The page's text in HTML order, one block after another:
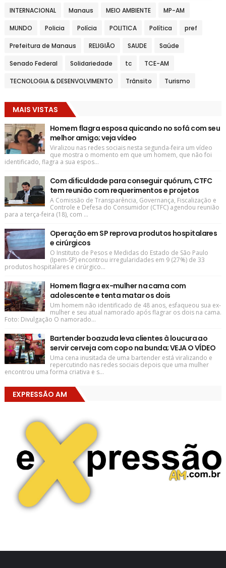
INTERNACIONAL Manaus MEIO AMBIENTE MP-AM
MUNDO Policia Polícia POLITICA Política pref
Prefeitura de Manaus RELIGIÃO SAUDE Saúde
Senado Federal Solidariedade tc TCE-AM
TECNOLOGIA & DESENVOLVIMENTO Trânsito Turismo
MAIS VISTAS
Homem flagra esposa quicando no sofá com seu
melhor amigo; veja vídeo
Viralizou nas redes sociais nesta segunda-feira um vídeo
que mostra o momento em que um homem, que não foi
identificado, flagra a sua espos...
Com dificuldade para conseguir quórum, CTFC
tem reunião com requerimentos e projetos
A Comissão de Transparência, Governança, Fiscalização e
Controle e Defesa do Consumidor (CTFC) agendou reunião
para a terça-feira (18), com ...
Operação em SP reprova produtos hospitalares
e cirúrgicos
O Instituto de Pesos e Medidas do Estado de São Paulo
(Ipem-SP) encontrou irregularidades em 9 (27%) de 33
produtos hospitalares e cirúrgico...
Homem flagra ex-mulher na cama com
adolescente e tenta matar os dois
Um homem não identificado de 48 anos, esfaqueou sua ex-
mulher e seu atual namorado após flagrar os dois na cama.
Foto: Divulgação O namorado...
Bartender boazuda leva clientes à loucura ao
servir cerveja com copo na bunda; VEJA O VÍDEO
Uma cena inusitada de uma bartender está viralizando e
repercutindo nas redes sociais depois que uma mulher
encontrou uma forma criativa e s...
EXPRESSÃO AM